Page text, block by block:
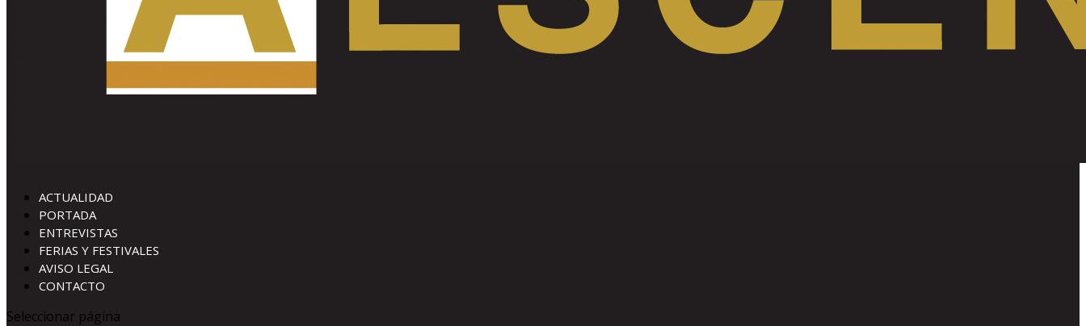
ACTUALIDAD
PORTADA
ENTREVISTAS
FERIAS Y FESTIVALES
AVISO LEGAL
CONTACTO
Seleccionar página